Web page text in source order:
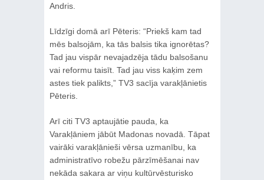
Andris.
Līdzīgi domā arī Pēteris: “Priekš kam tad
mēs balsojām, ka tās balsis tika ignorētas?
Tad jau vispār nevajadzēja tādu balsošanu
vai reformu taisīt. Tad jau viss kaķim zem
astes tiek palikts,” TV3 sacīja varakļānietis
Pēteris.
Arī citi TV3 aptaujātie pauda, ka
Varakļāniem jābūt Madonas novadā. Tāpat
vairāki varakļānieši vērsa uzmanību, ka
administratīvo robežu pārzīmēšanai nav
nekāda sakara ar viņu kultūrvēsturisko